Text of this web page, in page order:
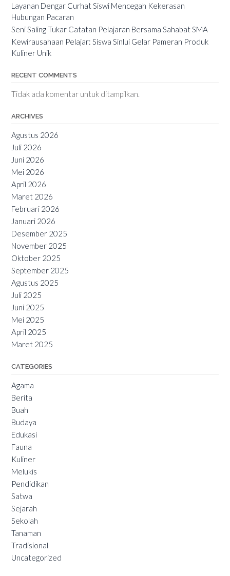
Layanan Dengar Curhat Siswi Mencegah Kekerasan
Hubungan Pacaran
Seni Saling Tukar Catatan Pelajaran Bersama Sahabat SMA
Kewirausahaan Pelajar: Siswa Sinlui Gelar Pameran Produk
Kuliner Unik
RECENT COMMENTS
Tidak ada komentar untuk ditampilkan.
ARCHIVES
Agustus 2026
Juli 2026
Juni 2026
Mei 2026
April 2026
Maret 2026
Februari 2026
Januari 2026
Desember 2025
November 2025
Oktober 2025
September 2025
Agustus 2025
Juli 2025
Juni 2025
Mei 2025
April 2025
Maret 2025
CATEGORIES
Agama
Berita
Buah
Budaya
Edukasi
Fauna
Kuliner
Melukis
Pendidikan
Satwa
Sejarah
Sekolah
Tanaman
Tradisional
Uncategorized